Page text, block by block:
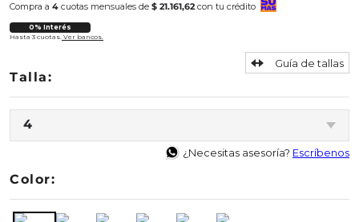
Compra a 4 cuotas mensuales de $ 21.161,62 con tu crédito
0% Interés
Hasta 3 cuotas. Ver bancos.
4
Guía de tallas
¿Necesitas asesoría? Escríbenos
Color: